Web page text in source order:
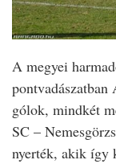
A megyei
pontvadászatban
gólok, mindkét
SC –
nyerték, akik így